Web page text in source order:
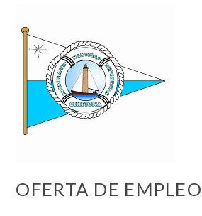
OFERTA DE EMPLEO